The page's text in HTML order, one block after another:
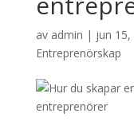
av admin | jun 15,
Entreprenörskap